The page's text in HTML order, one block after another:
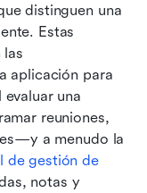
distinguen una
Estas
las
aplicación para
una
reuniones,
a menudo la
de gestión de
notas y